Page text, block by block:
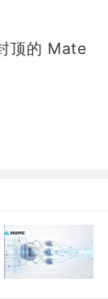
顶的 Mate